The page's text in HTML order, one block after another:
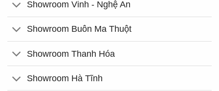
Showroom Vinh - Nghệ An
Showroom Buôn Ma Thuột
Showroom Thanh Hóa
Showroom Hà Tĩnh